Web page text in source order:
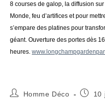
8 courses de galop, la diffusion
Monde, feu d’artifices et pour
s’empare des platines pour
géant. Ouverture des portes dès 16
heures.
Auteur/autrice
Homme Déco 10